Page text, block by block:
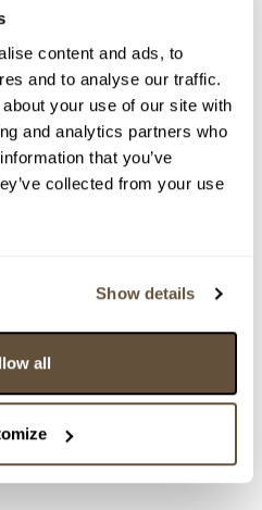
content and ads, to
and to analyse our traffic.
your use of our site with
and analytics partners who
that you’ve
collected from your use
Show details
all